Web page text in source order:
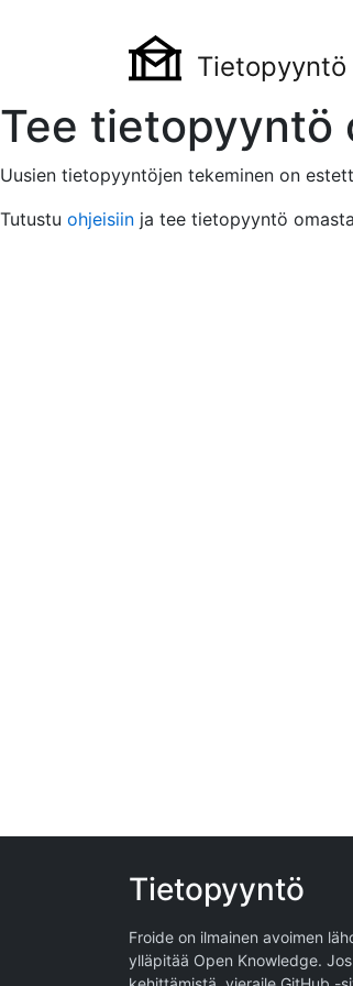
Tietopyyntö
Tee tietopyyntö
Uusien tietopyyntöjen tekeminen on
Tutustu ohjeisiin ja tee tietopyyntö
Tietopyyntö
Froide on ilmainen avoimen
ylläpitää Open Knowledge.